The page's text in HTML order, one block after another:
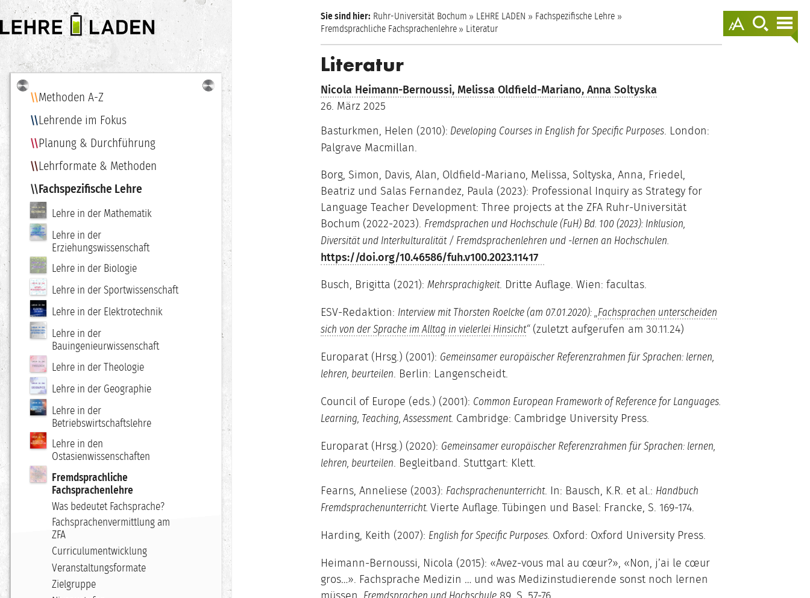
anzeigen
zur
Suche
springen
LEHRE
LADEN
Sie sind hier: Ruhr-Universität Bochum LEHRE LADEN
Fachspezifische Lehre
Fremdsprachliche Fachsprachenlehre
Literatur
Literatur
Nicola Heimann-Bernoussi, Melissa Oldfield-Mariano, Anna Soltyska
26. März 2025
Basturkmen, Helen (2010): Developing Courses in English for Specific Purposes. London:
Palgrave Macmillan.
Borg, Simon, Davis, Alan, Oldfield-Mariano, Melissa, Soltyska, Anna, Friedel,
Beatriz und Salas Fernandez, Paula (2023): Professional Inquiry as Strategy for
Language Teacher Development: Three projects at the ZFA Ruhr-Universität
Bochum (2022-2023). Fremdsprachen und Hochschule (FuH) Bd. 100 (2023): Inklusion,
Diversität und Interkulturalität / Fremdsprachenlehren und -lernen an Hochschulen.
https://doi.org/10.46586/fuh.v100.2023.11417
Busch, Brigitta (2021): Mehrsprachigkeit. Dritte Auflage. Wien: facultas.
ESV-Redaktion: Interview mit Thorsten Roelcke (am 07.01.2020): „ Fachsprachen unterscheiden
sich von der Sprache im Alltag in vielerlei Hinsicht“(zuletzt aufgerufen am 30.11.24)
Europarat (Hrsg.) (2001): Gemeinsamer europäischer Referenzrahmen für Sprachen: lernen,
lehren, beurteilen. Berlin: Langenscheidt.
Council of Europe (eds.) (2001): Common European Framework of Reference for Languages.
Learning, Teaching, Assessment. Cambridge: Cambridge University Press.
Europarat (Hrsg.) (2020): Gemeinsamer europäischer Referenzrahmen für Sprachen: lernen,
lehren, beurteilen. Begleitband. Stuttgart: Klett.
Fearns, Anneliese (2003): Fachsprachenunterricht. In: Bausch, K.R. et al.: Handbuch
Fremdsprachenunterricht. Vierte Auflage Tübingen und Basel: Francke, S. 169-174.
Harding, Keith (2007): English for Specific Purposes. Oxford: Oxford University Press.
Heimann-Bernoussi, Nicola (2015): «Avez-vous mal au cœur?», «Non, j’ai le cœur
gros…». Fachsprache Medizin … und was Medizinstudierende sonst noch lernen
müssen.
89, S. 57-76.
Navigation
Methoden A-Z
Lehrende im Fokus
Planung & Durchführung
Lehrformate & Methoden
Fachspezifische Lehre
Lehre in der Mathematik
Lehre in der
Erziehungswissenschaft
Lehre in der Biologie
Lehre in der Sportwissenschaft
Lehre in der Elektrotechnik
Lehre in der
Bauingenieurwissenschaft
Lehre in der Theologie
Lehre in der Geographie
Lehre in der
Betriebswirtschaftslehre
Lehre in den
Ostasienwissenschaften
Fremdsprachliche
Fachsprachenlehre
Was bedeutet Fachsprache?
Fachsprachenvermittlung am
ZFA
Curriculumentwicklung
Veranstaltungsformate
Zielgruppe